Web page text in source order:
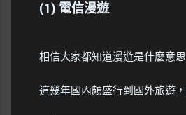
(1) 電信漫遊
相信大家都知道漫遊是什麼意
這幾年國內頗盛行到國外旅遊